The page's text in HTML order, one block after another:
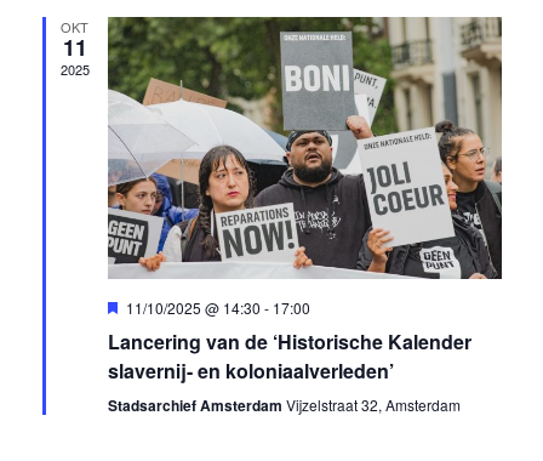
OKT
11
2025
Uitgelicht
11/10/2025 @ 14:30 - 17:00
Lancering van de ‘Historische Kalender
slavernij- en koloniaalverleden’
Stadsarchief Amsterdam Vijzelstraat 32, Amsterdam